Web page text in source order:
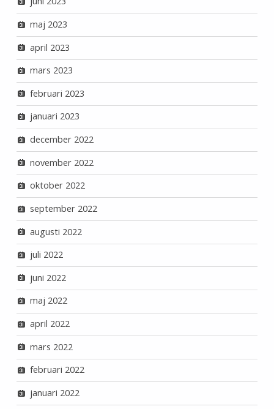
maj 2023
april 2023
mars 2023
februari 2023
januari 2023
december 2022
november 2022
oktober 2022
september 2022
augusti 2022
juli 2022
juni 2022
maj 2022
april 2022
mars 2022
februari 2022
januari 2022